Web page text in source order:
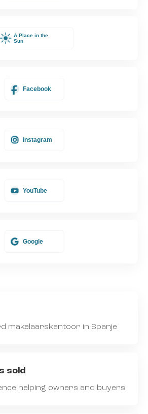
makelaarskantoor in Spanje
sold
helping owners and buyers